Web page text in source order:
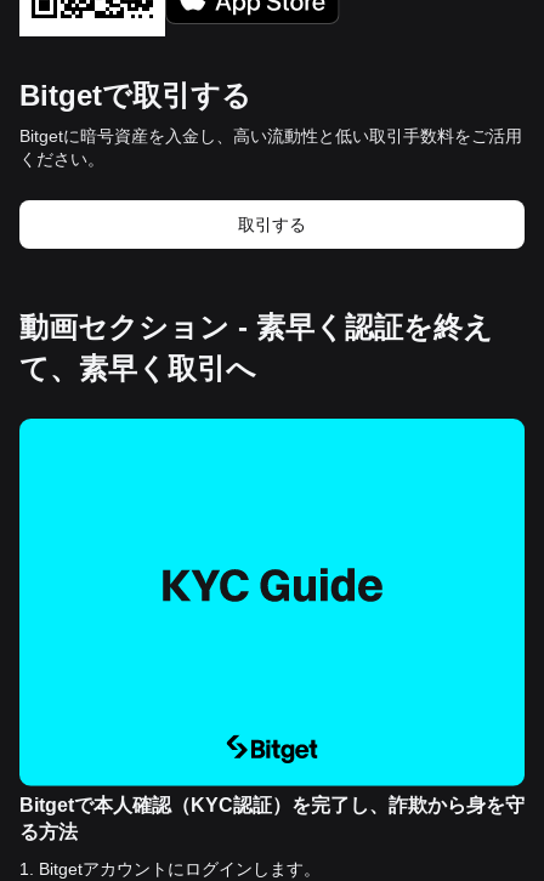
Bitgetで取引する
Bitgetに暗号資産を入金し、高い流動性と低い取引手数料をご活用
ください。
取引する
動画セクション - 素早く認証を終え
て、素早く取引へ
Bitgetで本人確認（KYC認証）を完了し、詐欺から身を守
る方法
1
Bitgetアカウントにログインします。